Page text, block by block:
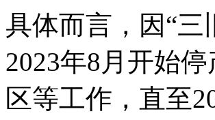
具体而言，因“
2023年8月开始
区等工作，直至